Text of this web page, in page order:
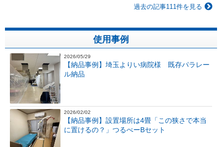
過去の記事111件を見る
使用事例
2026/05/29
【納品事例】埼玉よりい病院様 既存パラレー
ル納品
2026/02/02
【納品事例】設置場所は4畳「この狭さで本当
に置けるの？」つるべーBセット